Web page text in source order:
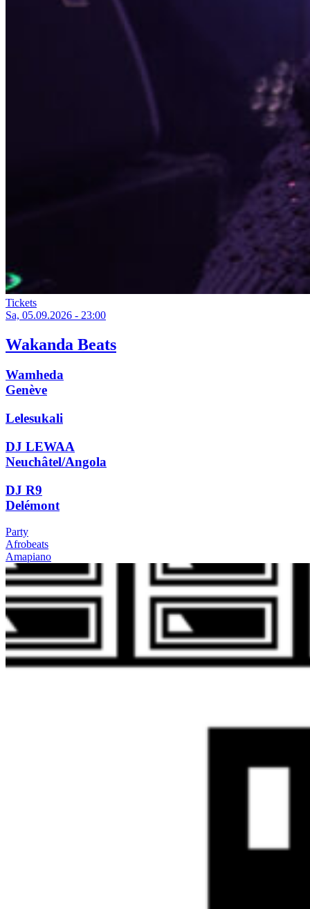
Tickets
Sa, 05.09.2026 - 23:00
Wakanda Beats
Wamheda
Genève
Lelesukali
DJ LEWAA
Neuchâtel/Angola
DJ R9
Delémont
Party
Afrobeats
Amapiano